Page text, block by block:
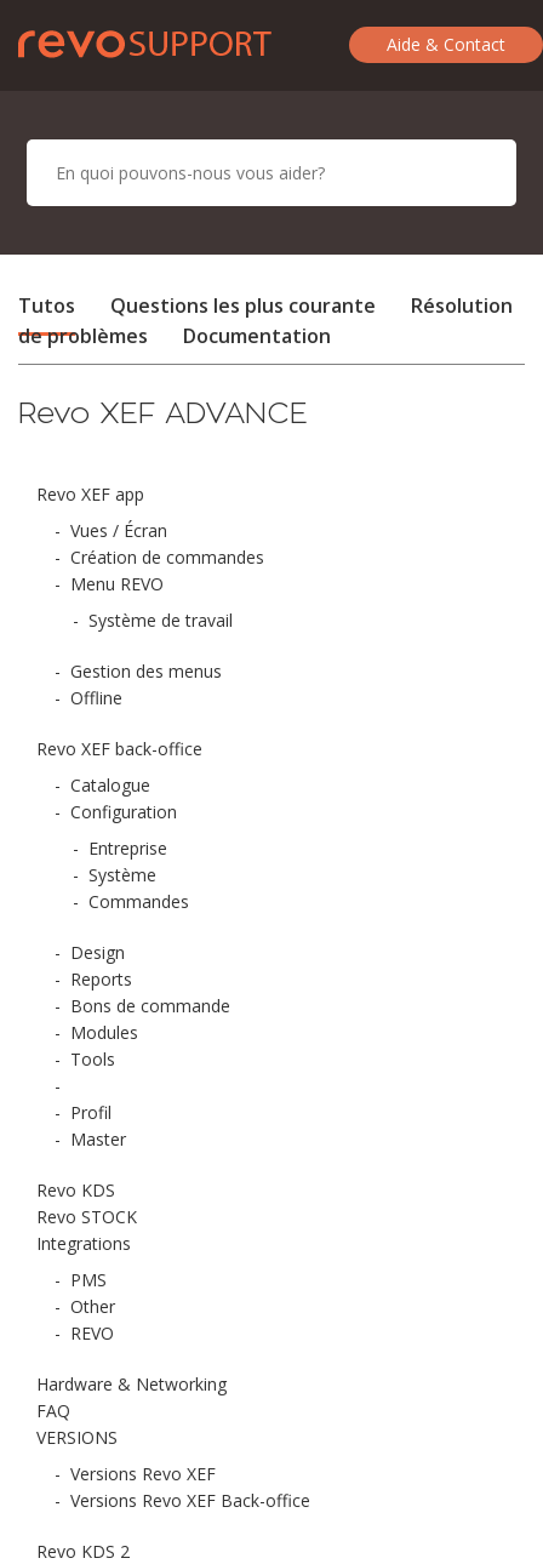
Aide & Contact
Tutos Questions les plus courante
Résolution
de problèmes
Documentation
Revo XEF ADVANCE
Revo XEF app
- Vues / Écran
- Création de commandes
- Menu REVO
- Système de travail
- Gestion des menus
- Offline
Revo XEF back-office
- Catalogue
- Configuration
- Entreprise
- Système
- Commandes
- Design
- Reports
- Bons de commande
- Modules
- Tools
-
- Profil
- Master
Revo KDS
Revo STOCK
Integrations
- PMS
- Other
- REVO
Hardware & Networking
FAQ
VERSIONS
- Versions Revo XEF
- Versions Revo XEF Back-office
Revo KDS 2